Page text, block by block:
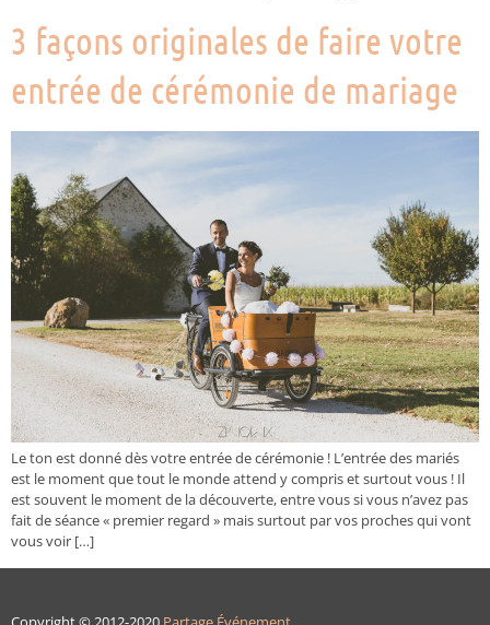
3 façons originales de faire votre
entrée de cérémonie de mariage
Le ton est donné dès votre entrée de cérémonie ! L’entrée des mariés
est le moment que tout le monde attend y compris et surtout vous ! Il
est souvent le moment de la découverte, entre vous si vous n’avez pas
fait de séance « premier regard » mais surtout par vos proches qui vont
vous voir […]